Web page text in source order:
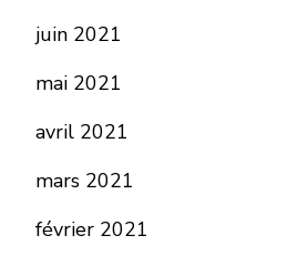
juin 2021
mai 2021
avril 2021
mars 2021
février 2021